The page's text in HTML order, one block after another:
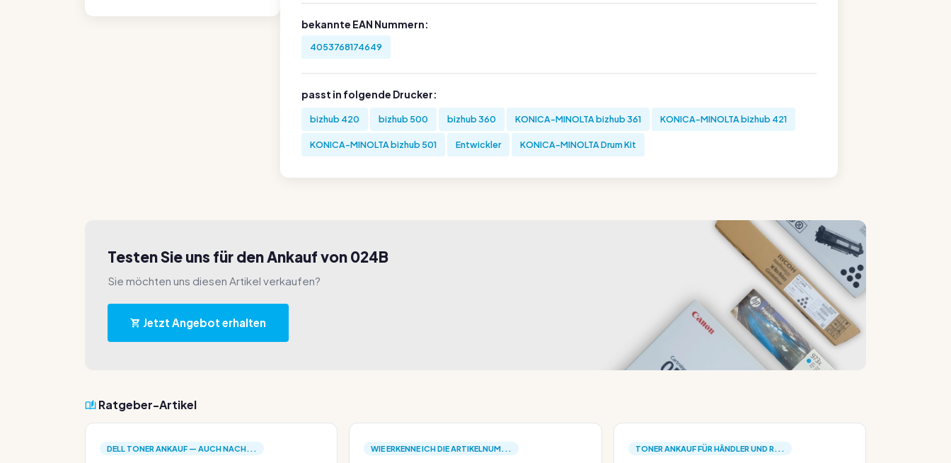
bekannte EAN Nummern:
4053768174649
passt in folgende Drucker:
bizhub 420 bizhub 500 bizhub 360 KONICA-MINOLTA bizhub 361 KONICA-MINOLTA bizhub 421
KONICA-MINOLTA bizhub 501 Entwickler KONICA-MINOLTA Drum Kit
Testen Sie uns für den Ankauf von 024B
Sie möchten uns diesen Artikel verkaufen?
Jetzt Angebot erhalten
Ratgeber-Artikel
DELL TONER ANKAUF — AUCH NACH... WIE ERKENNE ICH DIE ARTIKELNUM... TONER ANKAUF FÜR HÄNDLER UND R...